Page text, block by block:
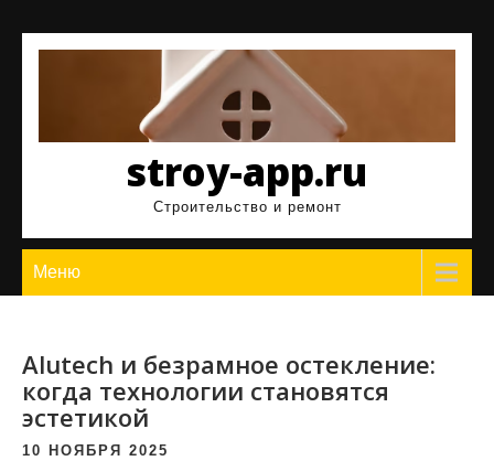
stroy-app.ru
Строительство и ремонт
Меню
Alutech и безрамное остекление:
когда технологии становятся
эстетикой
10 НОЯБРЯ 2025